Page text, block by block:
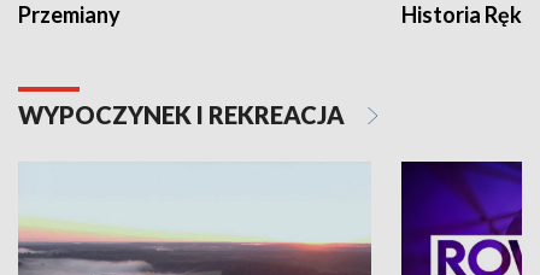
Przemiany Historia Ręką
WYPOCZYNEK I REKREACJA